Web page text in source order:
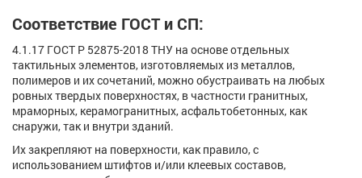
Соответствие ГОСТ и СП:
4.1.17 ГОСТ Р 52875-2018 ТНУ на основе отдельных
тактильных элементов, изготовляемых из металлов,
полимеров и их сочетаний, можно обустраивать на любых
ровных твердых поверхностях, в частности гранитных,
мраморных, керамогранитных, асфальтобетонных, как
снаружи, так и внутри зданий.
Их закрепляют на поверхности, как правило, с
использованием штифтов и/или клеевых составов,